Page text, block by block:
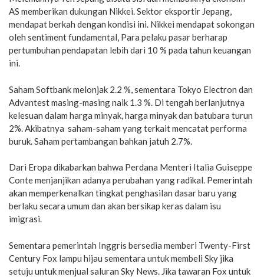
AS memberikan dukungan Nikkei. Sektor eksportir Jepang,
mendapat berkah dengan kondisi ini. Nikkei mendapat sokongan
oleh sentiment fundamental, Para pelaku pasar berharap
pertumbuhan pendapatan lebih dari 10 % pada tahun keuangan
ini.
Saham Softbank melonjak 2.2 %, sementara Tokyo Electron dan
Advantest masing-masing naik 1.3 %. Di tengah berlanjutnya
kelesuan dalam harga minyak, harga minyak dan batubara turun
2%. Akibatnya saham-saham yang terkait mencatat performa
buruk. Saham pertambangan bahkan jatuh 2.7%.
Dari Eropa dikabarkan bahwa Perdana Menteri Italia Guiseppe
Conte menjanjikan adanya perubahan yang radikal. Pemerintah
akan memperkenalkan tingkat penghasilan dasar baru yang
berlaku secara umum dan akan bersikap keras dalam isu
imigrasi.
Sementara pemerintah Inggris bersedia memberi Twenty-First
Century Fox lampu hijau sementara untuk membeli Sky jika
setuju untuk menjual saluran Sky News. Jika tawaran Fox untuk